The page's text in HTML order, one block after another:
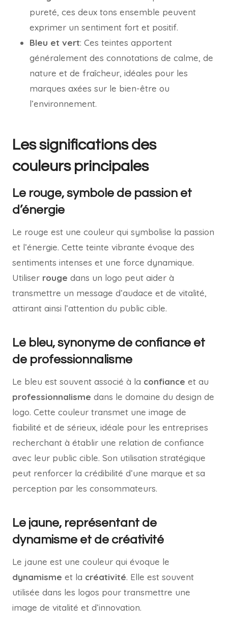
pureté, ces deux tons ensemble peuvent
exprimer un sentiment fort et positif.
Bleu et vert: Ces teintes apportent
généralement des connotations de calme, de
nature et de fraîcheur, idéales pour les
marques axées sur le bien-être ou
l’environnement.
Les significations des
couleurs principales
Le rouge, symbole de passion et
d’énergie
Le rouge est une couleur qui symbolise la passion
et l’énergie. Cette teinte vibrante évoque des
sentiments intenses et une force dynamique.
Utiliser rouge dans un logo peut aider à
transmettre un message d’audace et de vitalité,
attirant ainsi l’attention du public cible.
Le bleu, synonyme de confiance et
de professionnalisme
Le bleu est souvent associé à la confiance et au
professionnalisme dans le domaine du design de
logo. Cette couleur transmet une image de
fiabilité et de sérieux, idéale pour les entreprises
recherchant à établir une relation de confiance
avec leur public cible. Son utilisation stratégique
peut renforcer la crédibilité d’une marque et sa
perception par les consommateurs.
Le jaune, représentant de
dynamisme et de créativité
Le jaune est une couleur qui évoque le
dynamisme et la créativité. Elle est souvent
utilisée dans les logos pour transmettre une
image de vitalité et d’innovation.